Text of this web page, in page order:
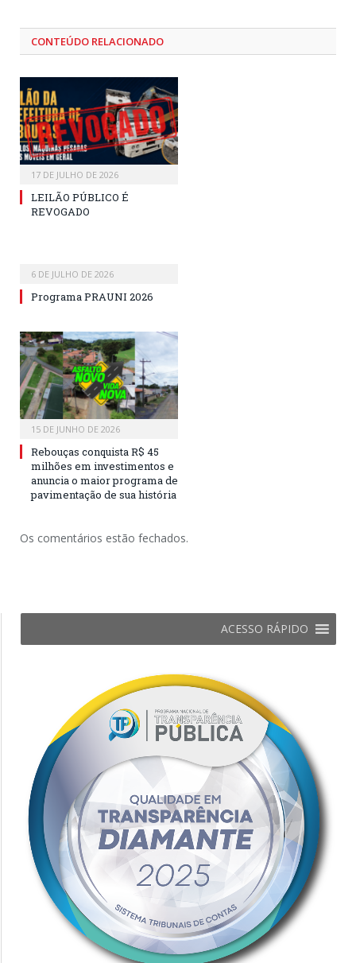
CONTEÚDO RELACIONADO
17 DE JULHO DE 2026
LEILÃO PÚBLICO É
REVOGADO
6 DE JULHO DE 2026
Programa PRAUNI 2026
15 DE JUNHO DE 2026
Rebouças conquista R$ 45
milhões em investimentos e
anuncia o maior programa de
pavimentação de sua história
Os comentários estão fechados.
ACESSO RÁPIDO